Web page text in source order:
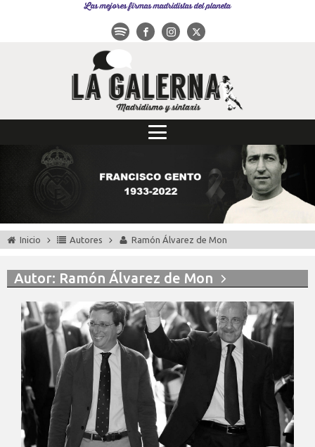
Las mejores firmas madridistas del planeta
Inicio Autores Ramón Álvarez de Mon
Autor: Ramón Álvarez de Mon